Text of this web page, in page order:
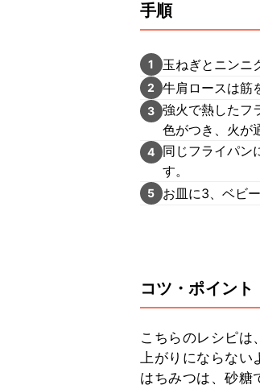
手順
1 玉ねぎとニンニ
2 牛肩ロースは筋
3 強火で熱したフ
色がつき、火が
4
同じフライパン
す。
5 お皿に3、ベビ
コツ・ポイント
こちらのレシピは
上がりにならない
はちみつは、砂糖